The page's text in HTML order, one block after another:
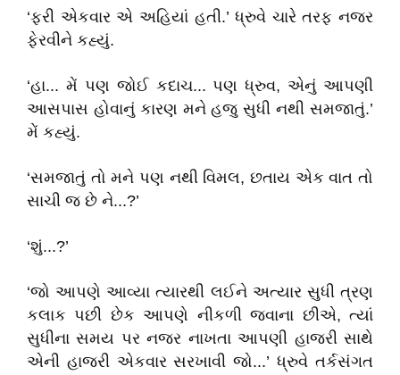
‘ફરી એકવાર એ અહિયાં હતી.’ ધ્રુવે ચારે તરફ નજર
ફેરવીને કહ્યું.
‘હા... મેં પણ જોઈ કદાચ... પણ ધ્રુવ, એનું આપણી
આસપાસ હોવાનું કારણ મને હજુ સુધી નથી સમજાતું.’
મેં કહ્યું.
‘સમજાતું તો મને પણ નથી વિમલ, છતાય એક વાત તો
સાચી જ છે ને...?’
‘શું...?’
‘જો આપણે આવ્યા ત્યારથી લઈને અત્યાર સુધી ત્રણ
કલાક પછી છેક આપણે નીકળી જવાના છીએ, ત્યાં
સુધીના સમય પર નજર નાખતા આપણી હાજરી સાથે
એની હાજરી એકવાર સરખાવી જો...’ ધ્રુવે તર્કસંગત